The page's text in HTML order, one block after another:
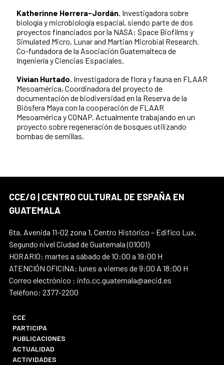
Katherinne Herrera-Jordán. Investigadora sobre
biología y microbiología espacial, siendo parte de dos
proyectos financiados por la NASA: Space Biofilms y
Simulated Micro, Lunar and Martian Microbial Research.
Co-fundadora de la Asociación Guatemalteca de
Ingeniería y Ciencias Espaciales.
Vivian Hurtado. Investigadora de flora y fauna en FLAAR
Mesoamérica, Coordinadora del proyecto de
documentación de biodiversidad en la Reserva de la
Biósfera Maya con la cooperación de FLAAR
Mesoamérica y CONAP. Actualmente trabajando en un
proyecto sobre regeneración de bosques utilizando
bombas de semillas.
CCE/G | CENTRO CULTURAL DE ESPAÑA EN
GUATEMALA
6ta. Avenida 11-02 zona 1, Centro Histórico – Edifico Lux,
Segundo nivel Ciudad de Guatemala (01001)
HORARIO: martes a sábado de 10:00 a 19:00 H
ATENCIÓN OFICINA: lunes a viernes de 9:00 A 18:00 H
Correo electrónico : info.cc.guatemala@aecid.es
Teléfono: 2377-2200
CCE
PARTICIPA
PUBLICACIONES
ACTUALIDAD
ACTIVIDADES